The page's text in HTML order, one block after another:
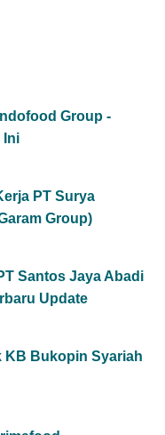
Group -
Ini
PT Surya
Group)
Santos Jaya Abadi
Update
KB Bukopin Syariah